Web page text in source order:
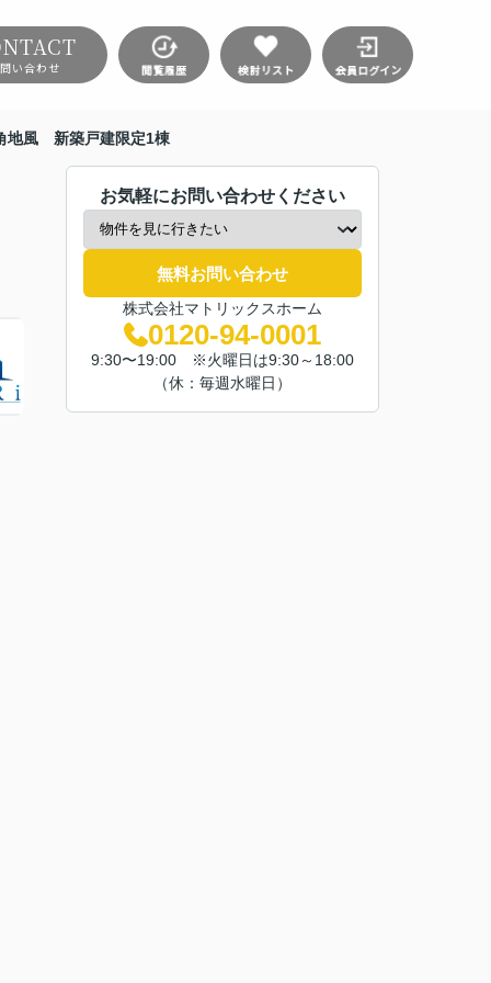
い合わせ
地風 新築戸建限定1棟
お気軽にお問い合わせください
無料お問い合わせ
株式会社マトリックスホーム
0120-94-0001
9:30〜19:00 ※火曜日は9:30～18:00
（休：毎週水曜日）